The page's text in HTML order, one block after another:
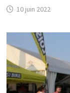
10 juin 2022